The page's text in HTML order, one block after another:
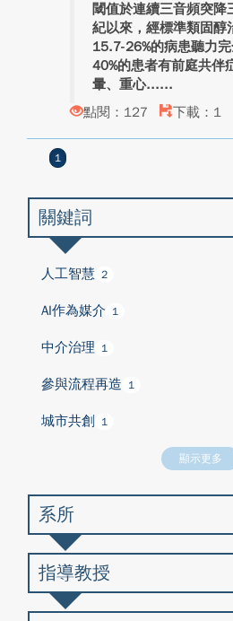
閾值於連續三音頻突降
紀以來，經標準類固醇
15.7-26%的病患聽力
40%的患者有前庭共伴
暈、重心...
點閱：127
下載：1
1
關鍵詞
人工智慧 2
AI作為媒介 1
中介治理 1
參與流程再造 1
城市共創 1
顯示更多
系所
指導教授